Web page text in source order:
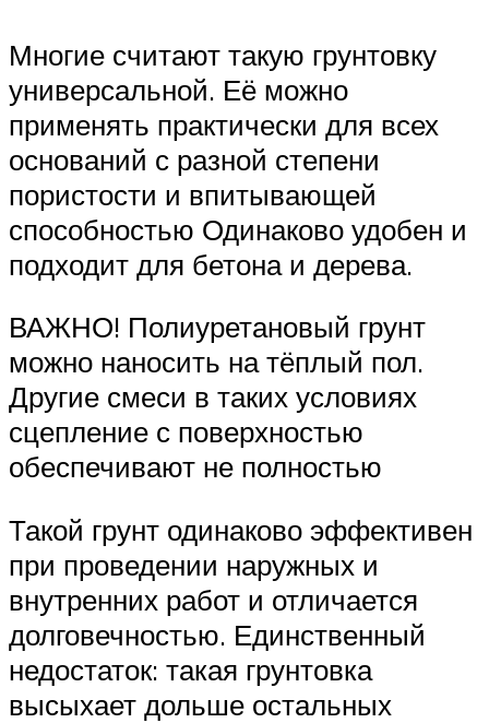
Многие считают такую грунтовку
универсальной. Её можно
применять практически для всех
оснований с разной степени
пористости и впитывающей
способностью Одинаково удобен и
подходит для бетона и дерева.
ВАЖНО! Полиуретановый грунт
можно наносить на тёплый пол.
Другие смеси в таких условиях
сцепление с поверхностью
обеспечивают не полностью
Такой грунт одинаково эффективен
при проведении наружных и
внутренних работ и отличается
долговечностью. Единственный
недостаток: такая грунтовка
высыхает дольше остальных